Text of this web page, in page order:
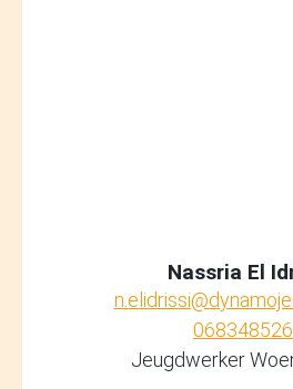
Nassria El
Jeugdwerker